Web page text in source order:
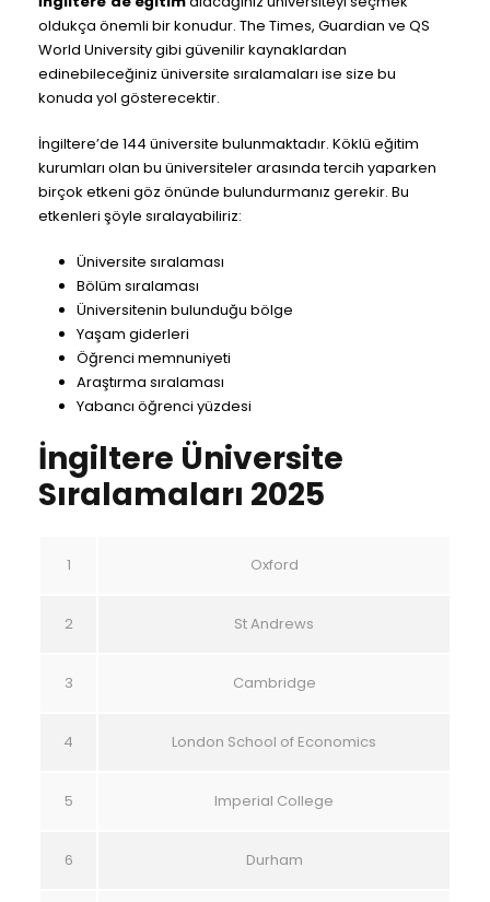
oldukça önemli bir konudur. The Times, Guardian ve QS
World University gibi güvenilir kaynaklardan
edinebileceğiniz üniversite sıralamaları ise size bu
konuda yol gösterecektir.
İngiltere’de 144 üniversite bulunmaktadır. Köklü eğitim
kurumları olan bu üniversiteler arasında tercih yaparken
birçok etkeni göz önünde bulundurmanız gerekir. Bu
etkenleri şöyle sıralayabiliriz:
Üniversite sıralaması
Bölüm sıralaması
Üniversitenin bulunduğu bölge
Yaşam giderleri
Öğrenci memnuniyeti
Araştırma sıralaması
Yabancı öğrenci yüzdesi
İngiltere Üniversite
Sıralamaları 2025
1 Oxford
2 St Andrews
3 Cambridge
4 London School of Economics
5 Imperial College
6 Durham